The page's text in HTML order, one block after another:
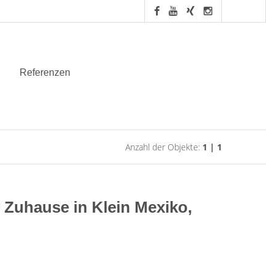
Referenzen
Anzahl der Objekte: 1 | 1
in Klein Mexiko,